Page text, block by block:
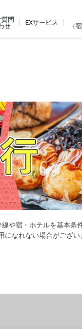
質問
せ
EXサービス
（
や宿・ホテルを基本
なれない場合がござ